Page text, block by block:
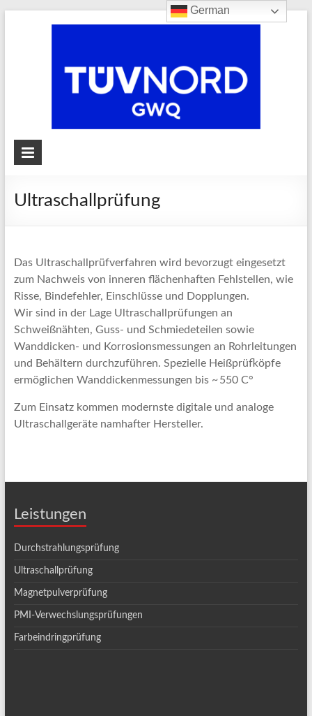
GWQ
GWQ GmbH & Co.
zerstörungsfreie
Ultraschallprüfung
Das Ultraschallprüfverfahren wird bevorzugt eingesetzt
zum Nachweis von inneren flächenhaften Fehlstellen, wie
Risse, Bindefehler, Einschlüsse und Dopplungen.
Wir sind in der Lage Ultraschallprüfungen an
Schweißnähten, Guss- und Schmiedeteilen sowie
Wanddicken- und Korrosionsmessungen an Rohrleitungen
und Behältern durchzuführen. Spezielle Heißprüfköpfe
ermöglichen Wanddickenmessungen bis ~ 550 C°
Zum Einsatz kommen modernste digitale und analoge
Ultraschallgeräte namhafter Hersteller.
Leistungen
Durchstrahlungsprüfung
Ultraschallprüfung
Magnetpulverprüfung
PMI-Verwechslungsprüfungen
Farbeindringprüfung
German